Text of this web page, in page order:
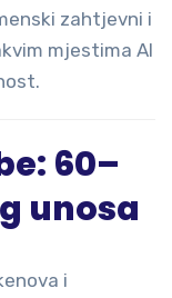
zahtjevni i
mjestima AI
60–
unosa
i